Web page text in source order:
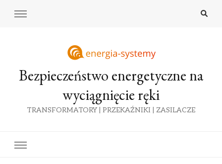
Bezpieczeństwo energetyczne na
wyciągnięcie ręki
TRANSFORMATORY | PRZEKAŹNIKI | ZASILACZE